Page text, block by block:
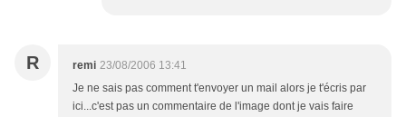
R remi 23/08/2006 13:41
Je ne sais pas comment t'envoyer un mail alors je t'écris par
ici...c'est pas un commentaire de l'image dont je vais faire